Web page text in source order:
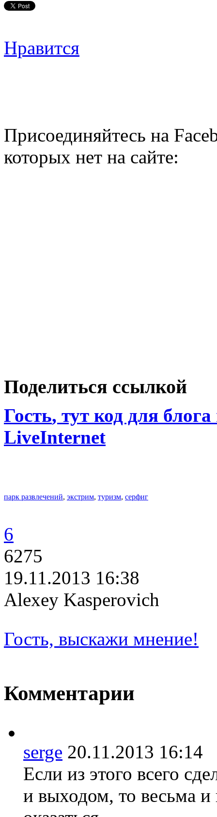
Нравится
Присоединяйтесь на
которых нет на сайте:
Поделиться ссылкой
Гость, тут код для
LiveInternet
парк развлечений, экстрим, туризм, серфиг
6
6275
19.11.2013 16:38
Alexey Kasperovich
Гость, выскажи мнение!
Комментарии
serge 20.11.2013
Если из этого всего
и выходом, то весьма